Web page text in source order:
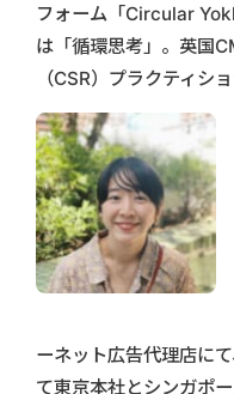
フォーム「Circular
は「循環思考」。英国
（CSR）プラクティシ
ーネット広告代理店に
て東京本社とシンガポ